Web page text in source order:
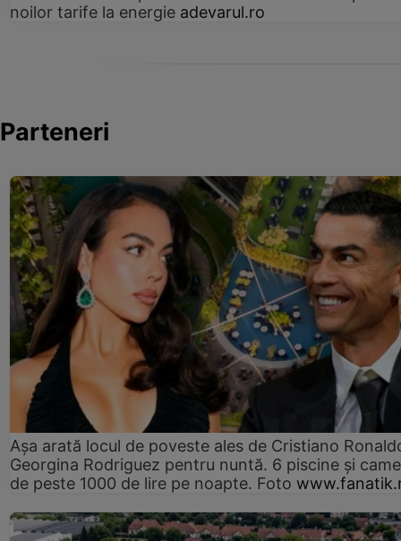
noilor tarife la energie adevarul.ro
Parteneri
Așa arată locul de poveste ales de Cristiano
Georgina Rodriguez pentru nuntă. 6 piscine și
de peste 1000 de lire pe noapte. Foto